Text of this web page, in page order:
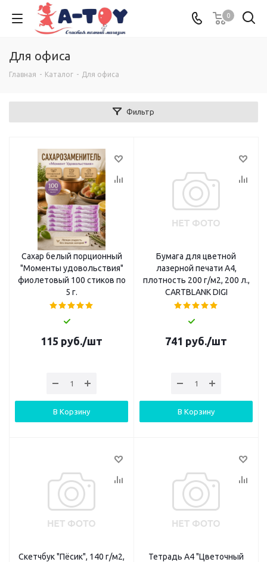
0
Для офиса
Главная - Каталог - Для офиса
Фильтр
Сахар белый порционный
"Моменты удовольствия"
фиолетовый 100 стиков по
5 г.
115 руб./шт
В Корзину
Бумага для цветной
лазерной печати А4,
плотность 200 г/м2, 200 л.,
CARTBLANK DIGI
741 руб./шт
В Корзину
Скетчбук "Пёсик", 140 г/м2,
Тетрадь А4 "Цветочный